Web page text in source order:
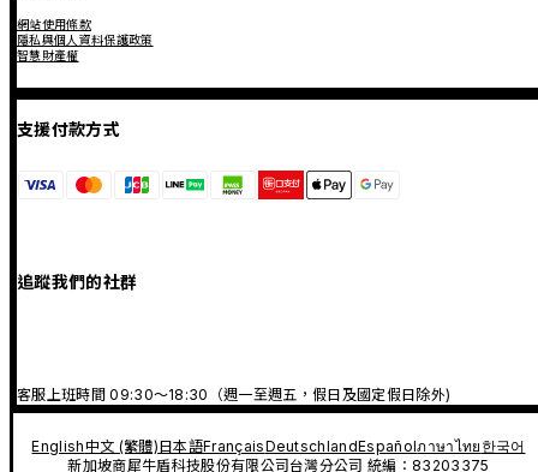
網站使用條款
隱私與個人資料保護政策
智慧財產權
支援付款方式
追蹤我們的社群
客服上班時間 09:30～18:30（週一至週五，假日及國定假日除外)
English中文 (繁體)日本語FrançaisDeutschlandEspañolภาษาไทย 한국어
新加坡商犀牛盾科技股份有限公司台灣分公司 統編：83203375